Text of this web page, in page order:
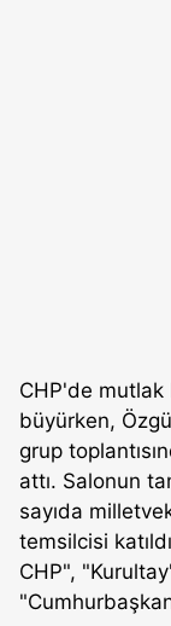
CHP'de mutlak
büyürken,
grup
attı. Salonun
sayıda
temsilcisi
CHP",